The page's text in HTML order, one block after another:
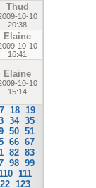
Thud
10-10
20:38
Elaine
10-10
16:41
Elaine
10-10
15:14
18 19
34 35
50 51
66 67
82 83
98 99
111
123